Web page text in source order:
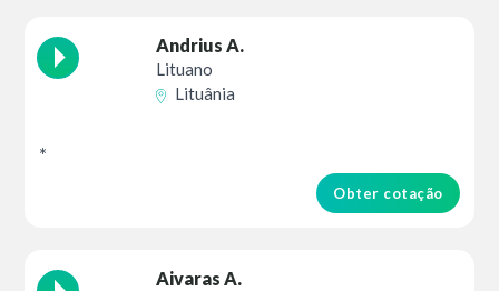
Andrius A.
Lituano
Lituânia
*
Obter cotação
Aivaras A.